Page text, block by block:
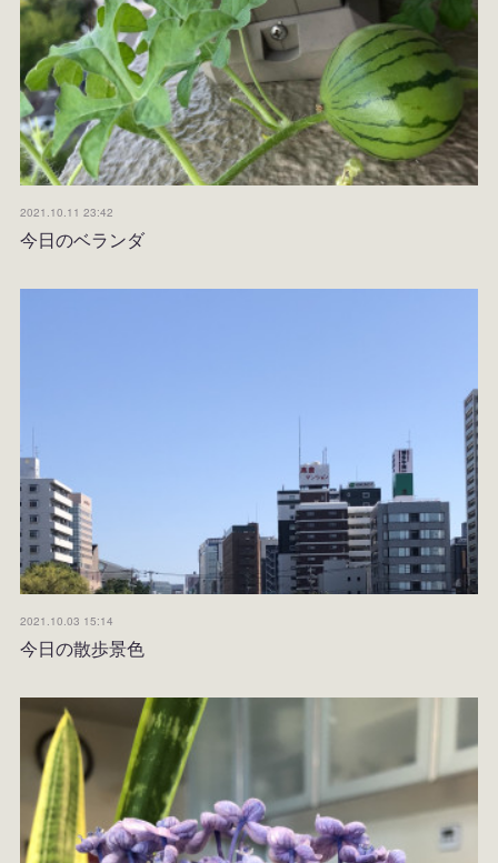
2021.10.11 23:42
今日のベランダ
2021.10.03 15:14
今日の散歩景色